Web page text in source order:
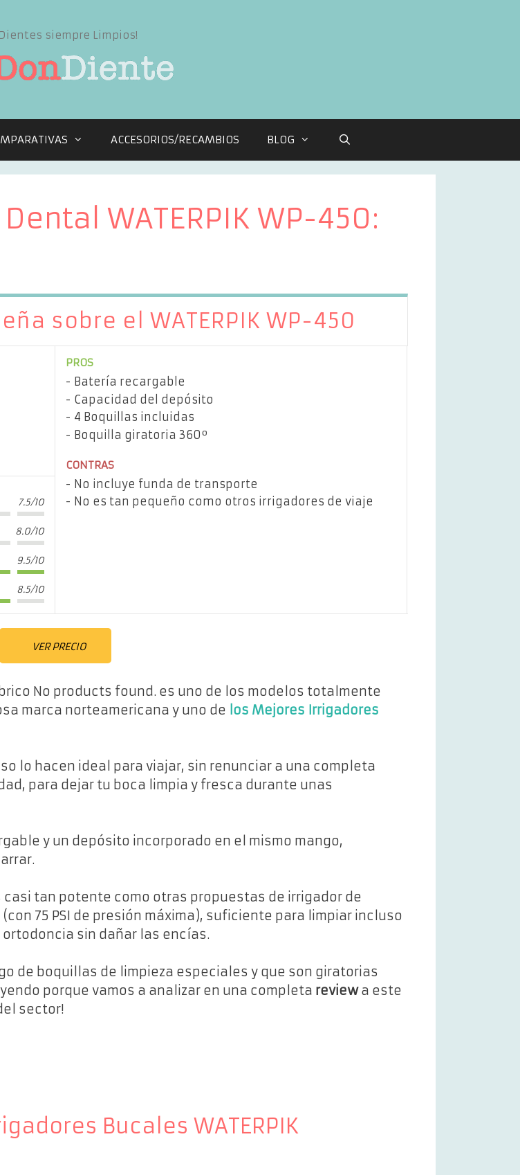
Dientes siempre Limpios!
ACCESORIOS/RECAMBIOS BLOG
WATERPIK WP-450:
sobre el WATERPIK WP-450
7.5/10
8.0/10
9.5/10
8.5/10
PROS
Batería recargable
Capacidad del depósito
4 Boquillas incluidas
Boquilla giratoria 360º
CONTRAS
No incluye funda de transporte
No es tan pequeño como otros irrigadores de viaje
VER PRECIO
No products found. es uno de los modelos totalmente
marca norteamericana y uno de los Mejores Irrigadores
lo hacen ideal para viajar, sin renunciar a una completa
para dejar tu boca limpia y fresca durante unas
y un depósito incorporado en el mismo mango,
casi tan potente como otras propuestas de irrigador de
75 PSI de presión máxima), suficiente para limpiar incluso
sin dañar las encías.
de boquillas de limpieza especiales y que son giratorias
porque vamos a analizar en una completa reviewa este
sector!
Bucales WATERPIK